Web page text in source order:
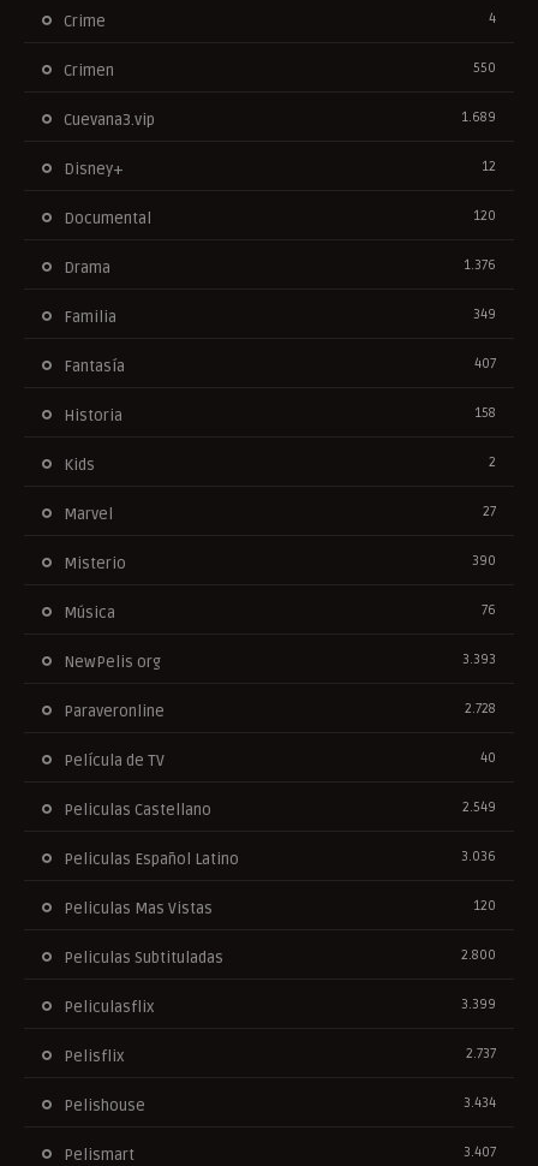
Crime 4
Crimen 550
Cuevana3.vip 1.689
Disney+ 12
Documental 120
Drama 1.376
Familia 349
Fantasía 407
Historia 158
Kids 2
Marvel 27
Misterio 390
Música 76
NewPelis org 3.393
Paraveronline 2.728
Película de TV 40
Peliculas Castellano 2.549
Peliculas Español Latino 3.036
Peliculas Mas Vistas 120
Peliculas Subtituladas 2.800
Peliculasflix 3.399
Pelisflix 2.737
Pelishouse 3.434
Pelismart 3.407